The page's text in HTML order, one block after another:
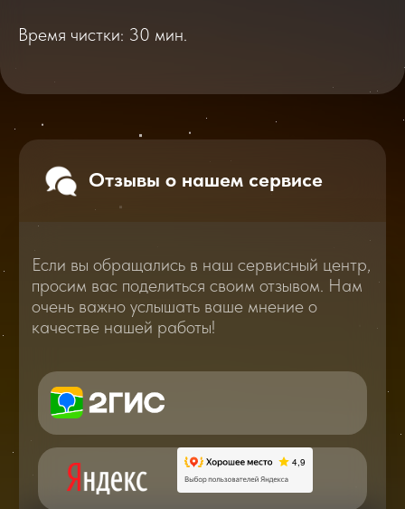
Время чистки: 30 мин.
Смотреть все отзывы
2025Перейти
Блог статей - важное,
полезное, новое
В нашем блоге статей мы расскажем
Вам о самом важном, полезном и новом